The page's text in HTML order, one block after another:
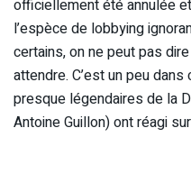
officiellement été annulée
l’espèce de lobbying
certains, on ne peut pas
attendre. C’est un peu
presque légendaires de la
Antoine Guillon) ont réagi